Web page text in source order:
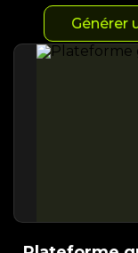
Générer